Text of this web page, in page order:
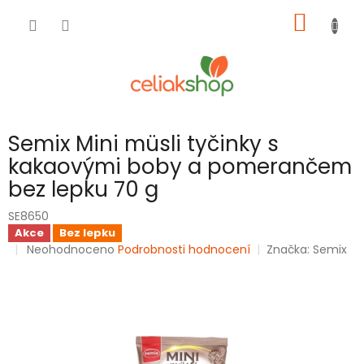
KOŠÍK
Semix Mini müsli tyčinky s
kakaovými boby a pomerančem
bez lepku 70 g
SE8650
Akce Bez lepku
Průměrné
Neohodnoceno Podrobnosti hodnocení Značka: Semix